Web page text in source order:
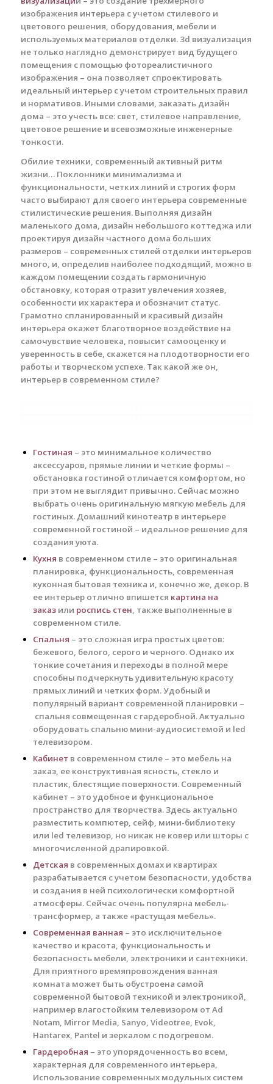
изображения интерьера с учетом стилевого и
цветового решения, оборудования, мебели и
используемых материалов отделки. 3d визуализация
не только наглядно демонстрирует вид будущего
помещения с помощью фотореалистичного
изображения – она позволяет спроектировать
идеальный интерьер с учетом строительных правил
и нормативов. Иными словами, заказать дизайн
дома – это учесть все: свет, стилевое направление,
цветовое решение и всевозможные инженерные
тонкости.
Обилие техники, современный активный ритм
жизни… Поклонники минимализма и
функциональности, четких линий и строгих форм
часто выбирают для своего интерьера современные
стилистические решения. Выполняя дизайн
маленького дома, дизайн небольшого коттеджа или
проектируя дизайн частного дома больших
размеров – современных стилей отделки интерьеров
много, и, определив наиболее подходящий, можно в
каждом помещении создать гармоничную
обстановку, которая отразит увлечения хозяев,
особенности их характера и обозначит статус.
Грамотно спланированный и красивый дизайн
интерьера окажет благотворное воздействие на
самочувствие человека, повысит самооценку и
уверенность в себе, скажется на плодотворности его
работы и творческом успехе. Так какой же он,
интерьер в современном стиле?
Гостиная – это минимальное количество
аксессуаров, прямые линии и четкие формы –
обстановка гостиной отличается комфортом, но
при этом не выглядит привычно. Сейчас можно
выбрать очень оригинальную мягкую мебель для
гостиных. Домашний кинотеатр в интерьере
современной гостиной – идеальное решение для
создания уюта.
Кухня в современном стиле – это оригинальная
планировка, функциональность, современная
кухонная бытовая техника и, конечно же, декор. В
ее интерьер отлично впишется картина на
заказили роспись стен, также выполненные в
современном стиле.
Спальня – это сложная игра простых цветов:
бежевого, белого, серого и черного. Однако их
тонкие сочетания и переходы в полной мере
способны подчеркнуть удивительную красоту
прямых линий и четких форм. Удобный и
популярный вариант современной планировки –
спальня совмещенная с гардеробной. Актуально
оборудовать спальню мини-аудиосистемой и led
телевизором.
Кабинет в современном стиле – это мебель на
заказ, ее конструктивная ясность, стекло и
пластик, блестящие поверхности. Современный
кабинет – это удобное и функциональное
пространство для творчества. Здесь актуально
разместить компютер, сейф, мини-библиотеку
или led телевизор, но никак не ковер или шторы с
многочисленной драпировкой.
Детская в современных домах и квартирах
разрабатывается с учетом безопасности, удобства
и создания в ней психологически комфортной
атмосферы. Сейчас очень популярна мебель-
трансформер, а также «растущая мебель».
Современная ванная – это исключительное
качество и красота, функциональность и
безопасность мебели, электроники и сантехники.
Для приятного времяпровождения ванная
комната может быть обустроена самой
современной бытовой техникой и электроникой,
например влагостойким телевизором от Ad
Notam, Mirror Media, Sanyo, Videotree, Evok,
Hantarex, Pantel и зеркалом с подогревом.
Гардеробная – это упорядоченность во всем,
характерная для современного интерьера,
Использование современных модульных систем